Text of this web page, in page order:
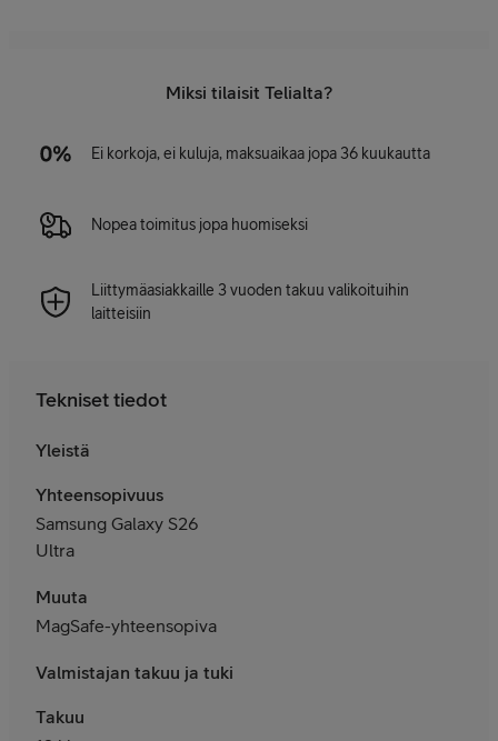
Miksi tilaisit Telialta?
Ei korkoja, ei kuluja, maksuaikaa jopa 36 kuukautta
Nopea toimitus jopa huomiseksi
Liittymäasiakkaille 3 vuoden takuu valikoituihin
laitteisiin
Tekniset tiedot
Yleistä
Yhteensopivuus
Samsung Galaxy S26
Ultra
Muuta
MagSafe-yhteensopiva
Valmistajan takuu ja tuki
Takuu